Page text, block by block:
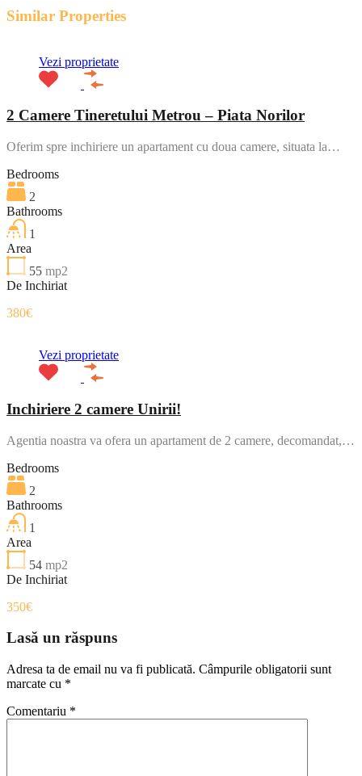
Similar Properties
Vezi proprietate
2 Camere Tineretului Metrou – Piata Norilor
Oferim spre inchiriere un apartament cu doua camere, situata la…
Bedrooms
2
Bathrooms
1
Area
55 mp2
De Inchiriat
380€
Vezi proprietate
Inchiriere 2 camere Unirii!
Agentia noastra va ofera un apartament de 2 camere, decomandat,…
Bedrooms
2
Bathrooms
1
Area
54 mp2
De Inchiriat
350€
Lasă un răspuns
Adresa ta de email nu va fi publicată. Câmpurile obligatorii sunt
marcate cu *
Comentariu *